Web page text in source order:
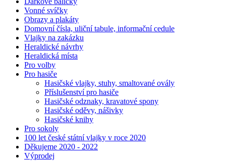
Vonné svíčky
Obrazy a plakáty
Domovní čísla, uliční tabule, informační cedule
Vlajky na zakázku
Heraldické návrhy
Heraldická místa
Pro volby
Pro hasiče
Hasičské vlajky, stuhy, smaltované ovály
Příslušenství pro hasiče
Hasičské odznaky, kravatové spony
Hasičské oděvy, nášivky
Hasičské knihy
Pro sokoly
100 let české státní vlajky v roce 2020
Děkujeme 2020 - 2022
Výprodej